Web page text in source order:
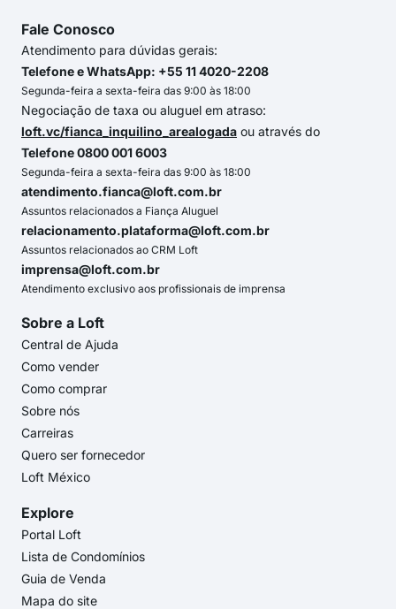
Fale Conosco
Atendimento para dúvidas gerais:
Telefone e WhatsApp: +55 11 4020-2208
Segunda-feira a sexta-feira das 9:00 às 18:00
Negociação de taxa ou aluguel em atraso:
loft.vc/fianca_inquilino_arealogada ou através do
Telefone 0800 001 6003
Segunda-feira a sexta-feira das 9:00 às 18:00
atendimento.fianca@loft.com.br
Assuntos relacionados a Fiança Aluguel
relacionamento.plataforma@loft.com.br
Assuntos relacionados ao CRM Loft
imprensa@loft.com.br
Atendimento exclusivo aos profissionais de imprensa
Sobre a Loft
Central de Ajuda
Como vender
Como comprar
Sobre nós
Carreiras
Quero ser fornecedor
Loft México
Explore
Portal Loft
Lista de Condomínios
Guia de Venda
Mapa do site